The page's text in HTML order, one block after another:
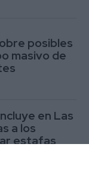
posibles
masivo de
en Las
a los
estafas